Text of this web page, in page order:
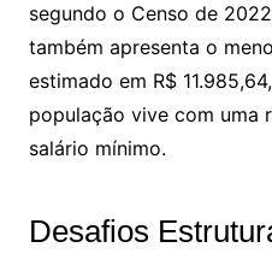
segundo o Censo de
também apresenta o
estimado em R$
população vive com uma
salário mínimo.
Desafios